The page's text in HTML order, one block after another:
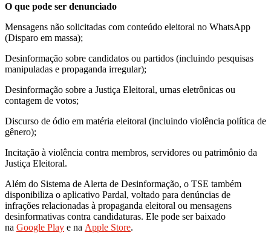
O que pode ser denunciado
Mensagens não solicitadas com conteúdo eleitoral no WhatsApp
(Disparo em massa);
Desinformação sobre candidatos ou partidos (incluindo pesquisas
manipuladas e propaganda irregular);
Desinformação sobre a Justiça Eleitoral, urnas eletrônicas ou
contagem de votos;
Discurso de ódio em matéria eleitoral (incluindo violência política de
gênero);
Incitação à violência contra membros, servidores ou patrimônio da
Justiça Eleitoral.
Além do Sistema de Alerta de Desinformação, o TSE também
disponibiliza o aplicativo Pardal, voltado para denúncias de
infrações relacionadas à propaganda eleitoral ou mensagens
desinformativas contra candidaturas. Ele pode ser baixado
na Google Play e na Apple Store.